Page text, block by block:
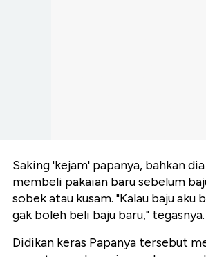
Saking 'kejam' papanya, bahkan
membeli pakaian baru sebelum
sobek atau kusam. "Kalau baju aku
gak boleh beli baju baru," tegasnya.
Didikan keras Papanya tersebut